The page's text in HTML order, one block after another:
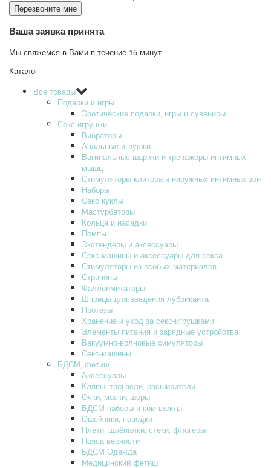
Ваша заявка принята
Мы свяжемся в Вами в течение 15 минут
Каталог
Все товары
Подарки и игры
Эротические подарки‚ игры и сувениры
Секс-игрушки
Вибраторы
Анальные игрушки
Вагинальные шарики и тренажеры интимных
мышц
Стимуляторы клитора и наружных интимных зон
Наборы
Секс куклы
Мастурбаторы
Кольца и насадки
Помпы
Экстендеры и аксессуары
Секс-машины и аксессуары для секса
Стимуляторы из особых материалов
Страпоны
Фаллоимитаторы
Шприцы для введения лубриканта
Протезы
Хранение и уход за секс-игрушками
Элементы питания и зарядные устройства
Вакуумно-волновые симуляторы
Секс-машины
БДСМ‚ фетиш
Аксессуары
Кляпы‚ трензели‚ расширители
Очки‚ маски‚ шоры
БДСМ наборы и комплекты
Ошейники‚ поводки
Плети‚ шлёпалки‚ стеки‚ флогеры
Пояса верности
БДСМ Одежда
Медицинский фетиш